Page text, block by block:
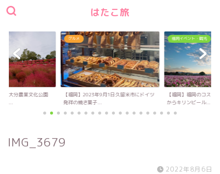
はたこ旅
！大分農業文化公園
キ...
グルメ
【福岡】2023年9月1日久留米市にドイツ
発祥の焼き菓子...
福岡イベント・観光
【福岡】福岡のコスモ
からキリンビール...
IMG_3679
2022年8月6日